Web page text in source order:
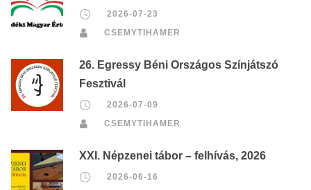
2026-07-23
CSEMYTIHAMER
26. Egressy Béni Országos Színjátszó
Fesztivál
2026-07-09
CSEMYTIHAMER
XXI. Népzenei tábor – felhívás, 2026
2026-06-16